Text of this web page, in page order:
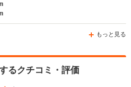
もっと見る
るクチコミ・評価